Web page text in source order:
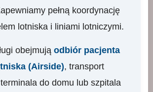
pełną koordynację
lotniska i liniami lotniczymi.
obejmują odbiór pacjenta
(Airside), transport
do domu lub szpitala